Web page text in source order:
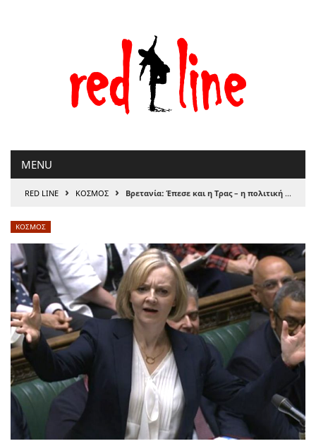
MENU
RED LINE › ΚΟΣΜΟΣ › Βρετανία: Έπεσε και η Τρας – η πολιτική κρίση βαθαίνει
ΚΟΣΜΟΣ